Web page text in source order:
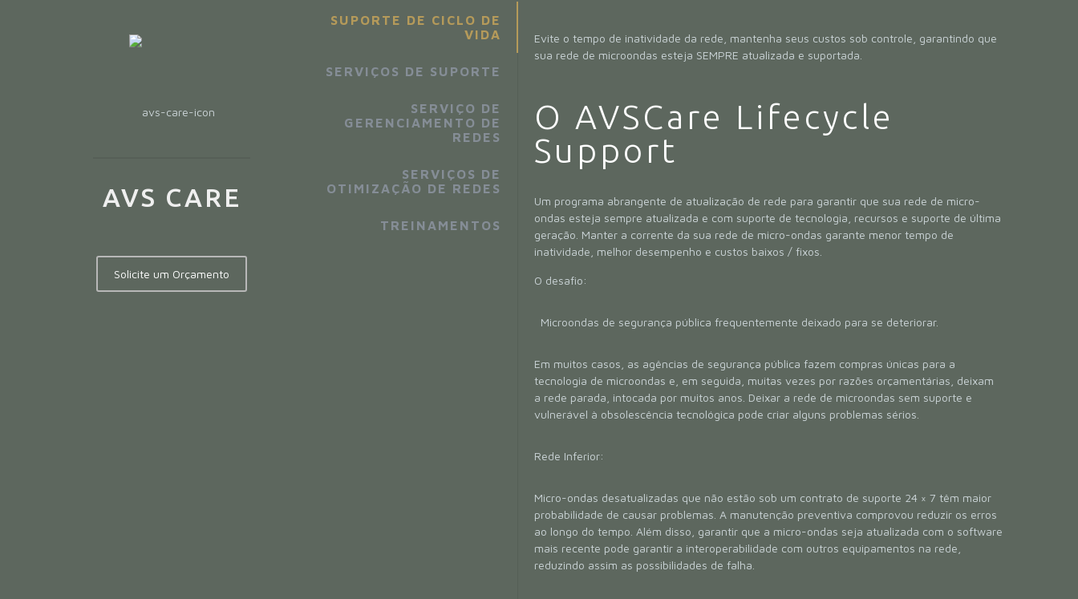
AVS CARE
Solicite um Orçamento
SUPORTE DE CICLO DE
VIDA
SERVIÇOS DE SUPORTE
SERVIÇO DE
GERENCIAMENTO DE
REDES
SERVIÇOS DE
OTIMIZAÇÃO DE REDES
TREINAMENTOS
Evite o tempo de inatividade da rede, mantenha seus custos sob controle, garantindo que
sua rede de microondas esteja SEMPRE atualizada e suportada.
O AVSCare Lifecycle
Support
Um programa abrangente de atualização de rede para garantir que sua rede de micro-
ondas esteja sempre atualizada e com suporte de tecnologia, recursos e suporte de última
geração. Manter a corrente da sua rede de micro-ondas garante menor tempo de
inatividade, melhor desempenho e custos baixos / fixos.
O desafio:
Microondas de segurança pública frequentemente deixado para se deteriorar.
Em muitos casos, as agências de segurança pública fazem compras únicas para a
tecnologia de microondas e, em seguida, muitas vezes por razões orçamentárias, deixam
a rede parada, intocada por muitos anos. Deixar a rede de microondas sem suporte e
vulnerável à obsolescência tecnológica pode criar alguns problemas sérios.
Rede Inferior:
Micro-ondas desatualizadas que não estão sob um contrato de suporte 24 × 7 têm maior
probabilidade de causar problemas. A manutenção preventiva comprovou reduzir os erros
ao longo do tempo. Além disso, garantir que a micro-ondas seja atualizada com o software
mais recente pode garantir a interoperabilidade com outros equipamentos na rede,
reduzindo assim as possibilidades de falha.